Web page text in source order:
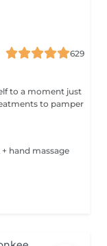
629
hand massage